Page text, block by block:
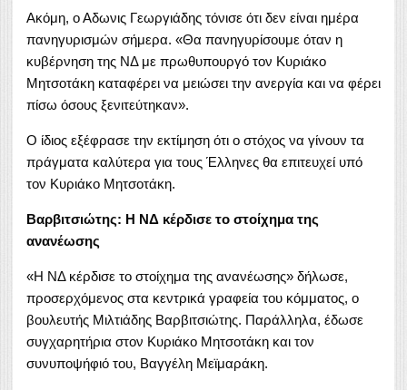
Ακόμη, ο Αδωνις Γεωργιάδης τόνισε ότι δεν είναι ημέρα
πανηγυρισμών σήμερα. «Θα πανηγυρίσουμε όταν η
κυβέρνηση της ΝΔ με πρωθυπουργό τον Κυριάκο
Μητσοτάκη καταφέρει να μειώσει την ανεργία και να φέρει
πίσω όσους ξενιτεύτηκαν».
Ο ίδιος εξέφρασε την εκτίμηση ότι ο στόχος να γίνουν τα
πράγματα καλύτερα για τους Έλληνες θα επιτευχεί υπό
τον Κυριάκο Μητσοτάκη.
Βαρβιτσιώτης: Η ΝΔ κέρδισε το στοίχημα της
ανανέωσης
«Η ΝΔ κέρδισε το στοίχημα της ανανέωσης» δήλωσε,
προσερχόμενος στα κεντρικά γραφεία του κόμματος, ο
βουλευτής Μιλτιάδης Βαρβιτσιώτης. Παράλληλα, έδωσε
συγχαρητήρια στον Κυριάκο Μητσοτάκη και τον
συνυποψήφιό του, Βαγγέλη Μεϊμαράκη.